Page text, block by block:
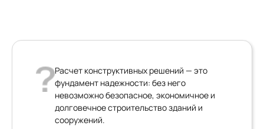
Расчет конструктивных решений — это
фундамент надежности: без него
невозможно безопасное, экономичное и
долговечное строительство зданий и
сооружений.